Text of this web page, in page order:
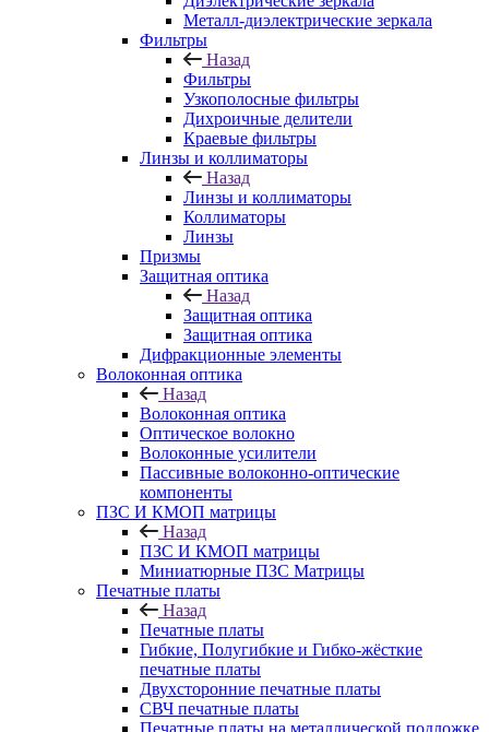
Металл-диэлектрические зеркала
Фильтры
Назад
Фильтры
Узкополосные фильтры
Дихроичные делители
Краевые фильтры
Линзы и коллиматоры
Назад
Линзы и коллиматоры
Коллиматоры
Линзы
Призмы
Защитная оптика
Назад
Защитная оптика
Защитная оптика
Дифракционные элементы
Волоконная оптика
Назад
Волоконная оптика
Оптическое волокно
Волоконные усилители
Пассивные волоконно-оптические
компоненты
ПЗС И КМОП матрицы
Назад
ПЗС И КМОП матрицы
Миниатюрные ПЗС Матрицы
Печатные платы
Назад
Печатные платы
Гибкие, Полугибкие и Гибко-жёсткие
печатные платы
Двухсторонние печатные платы
СВЧ печатные платы
Печатные платы на металлической подложке